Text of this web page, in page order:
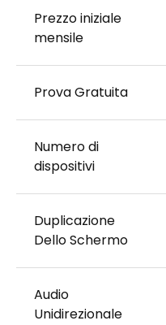
Prezzo iniziale
mensile
Prova Gratuita
Numero di
dispositivi
Duplicazione
Dello Schermo
Audio
Unidirezionale